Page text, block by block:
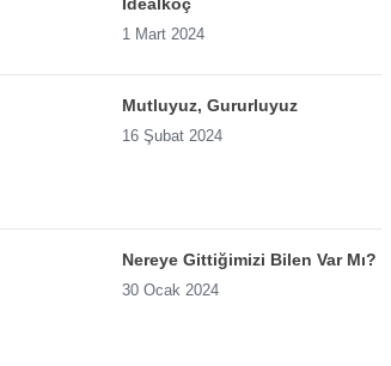
1 Mart 2024
Mutluyuz, Gururluyuz
16 Şubat 2024
Nereye Gittiğimizi Bilen Var Mı?
30 Ocak 2024